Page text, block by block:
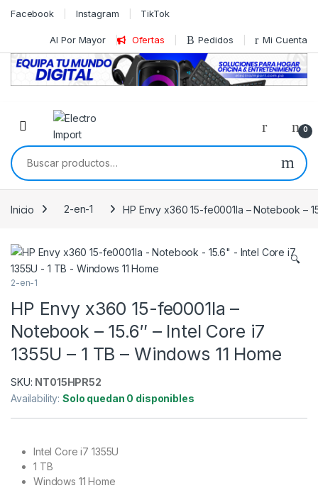
Skip to navigation
Skip to content
Facebook Instagram TikTok
Al Por Mayor Ofertas Pedidos Mi Cuenta
0
Buscar por:
Inicio 2-en-1 HP Envy x360 15-fe0001la – Notebook –
🔍
2-en-1
HP Envy x360 15-fe0001la –
Notebook – 15.6″ – Intel Core i7
1355U – 1 TB – Windows 11 Home
SKU: NT015HPR52
Availability:Solo quedan 0 disponibles
Intel Core i7 1355U
1 TB
Windows 11 Home